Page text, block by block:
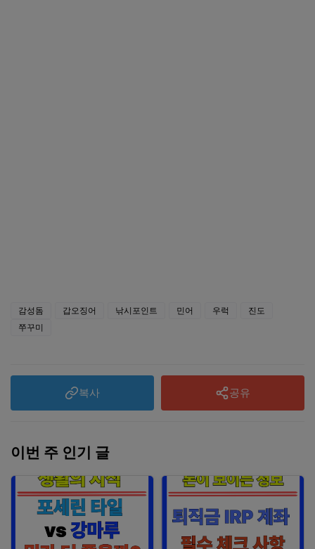
감성돔 갑오징어 낚시포인트 민어 우럭
진도
쭈꾸미
복사 공유
이번 주 인기 글